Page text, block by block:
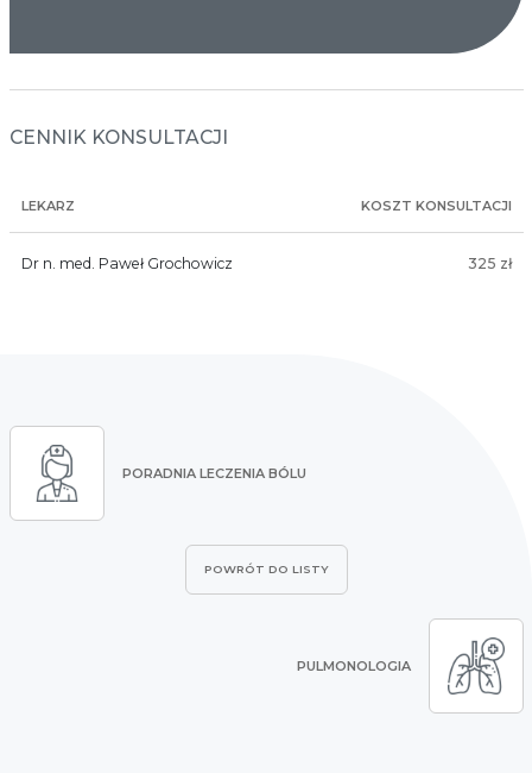
CENNIK KONSULTACJI
LEKARZ KOSZT KONSULTACJI
Dr n. med. Paweł Grochowicz 325 zł
PORADNIA LECZENIA BÓLU
POWRÓT DO LISTY
PULMONOLOGIA